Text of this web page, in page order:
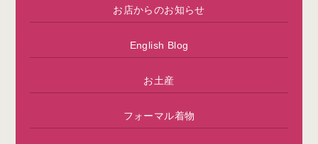
お店からのお知らせ
English Blog
お土産
フォーマル着物